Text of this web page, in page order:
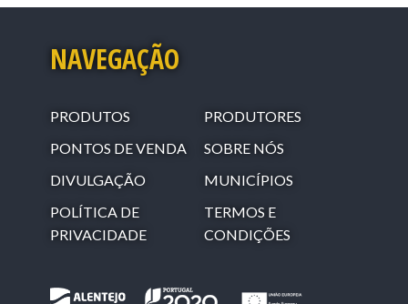
NAVEGAÇÃO
PRODUTOS
PRODUTORES
PONTOS DE VENDA
SOBRE NÓS
DIVULGAÇÃO
MUNICÍPIOS
POLÍTICA DE
PRIVACIDADE
TERMOS E
CONDIÇÕES